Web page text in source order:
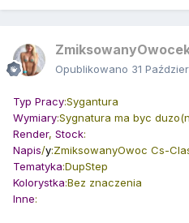
Opublikowano 31
Typ Pracy:Sygantura
Wymiary:Sygnatura ma byc
Render, Stock:
Napis/y:ZmiksowanyOwoc Cs-
Tematyka:DupStep
Kolorystka:Bez znaczenia
Inne: